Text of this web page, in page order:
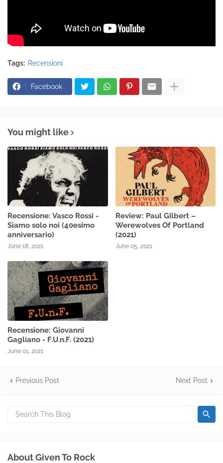
Tags: Recensioni
Facebook
You might like
Recensione: Vasco Rossi -
Siamo solo noi (40esimo
anniversario)
June 18, 2021
Review: Paul Gilbert –
Werewolves Of Portland
(2021)
June 05, 2021
Recensione: Giovanni
Gagliano - F.U.n.F. (2021)
June 01, 2021
Previous Post Next Post
About Given To Rock